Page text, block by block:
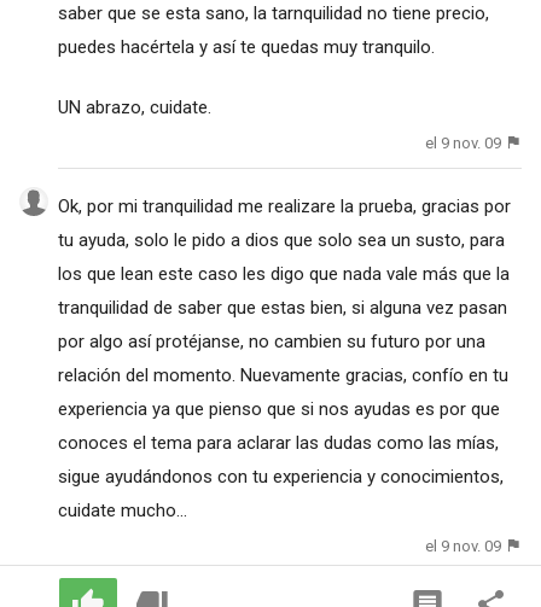
saber que se esta sano, la tarnquilidad no tiene precio,
puedes hacértela y así te quedas muy tranquilo.
UN abrazo, cuidate.
el 9 nov. 09
Ok, por mi tranquilidad me realizare la prueba, gracias por
tu ayuda, solo le pido a dios que solo sea un susto, para
los que lean este caso les digo que nada vale más que la
tranquilidad de saber que estas bien, si alguna vez pasan
por algo así protéjanse, no cambien su futuro por una
relación del momento. Nuevamente gracias, confío en tu
experiencia ya que pienso que si nos ayudas es por que
conoces el tema para aclarar las dudas como las mías,
sigue ayudándonos con tu experiencia y conocimientos,
cuidate mucho...
el 9 nov. 09